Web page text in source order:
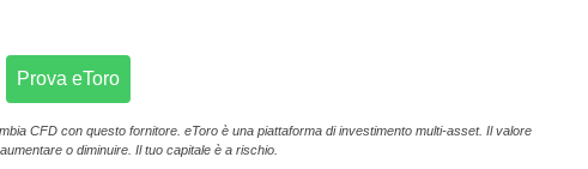
Prova eToro
CFD con questo fornitore. eToro è una piattaforma di investimento multi-asset. Il valore
o diminuire. Il tuo capitale è a rischio.